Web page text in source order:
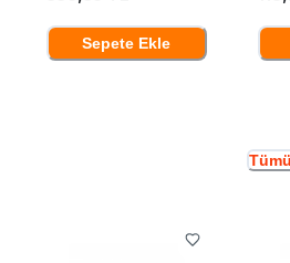
Sepete Ekle